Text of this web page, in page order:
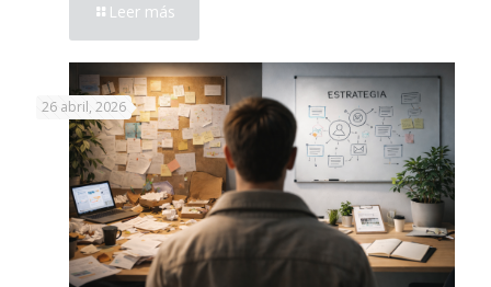
Leer más
26 abril, 2026